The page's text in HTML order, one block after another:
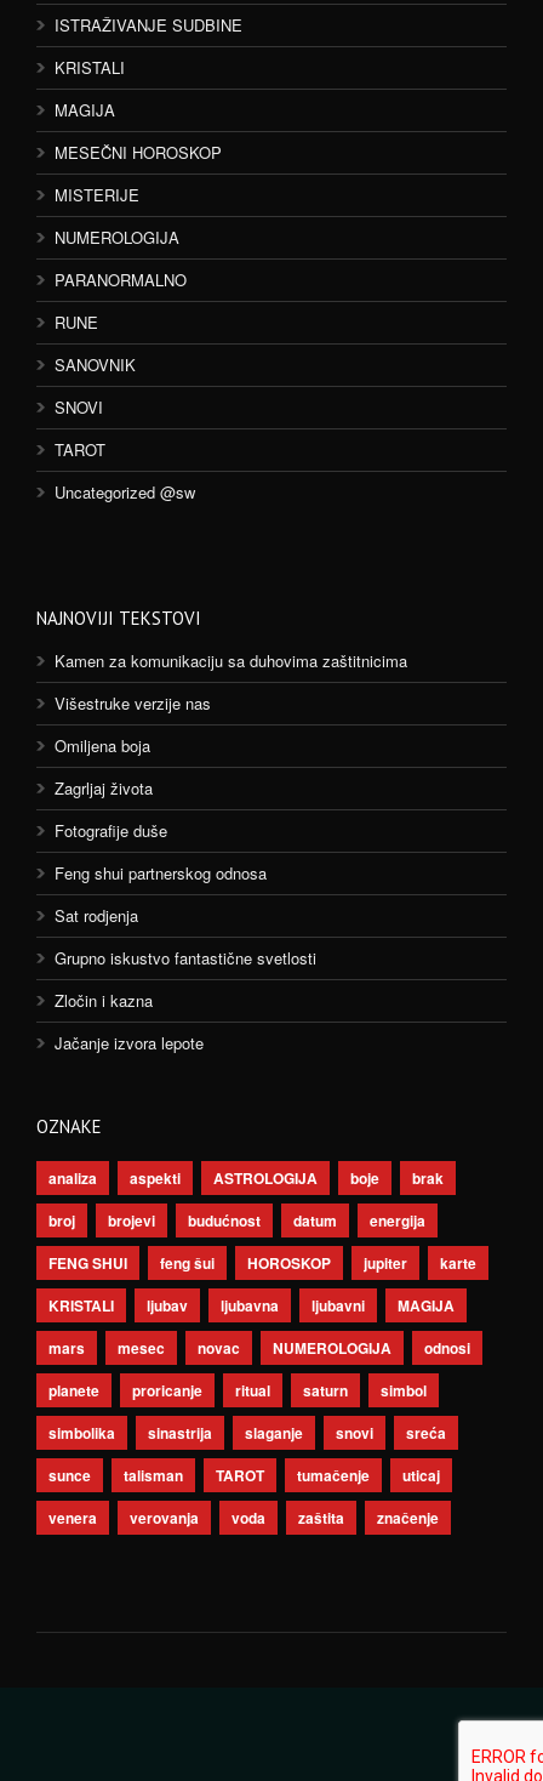
ISTRAŽIVANJE SUDBINE
KRISTALI
MAGIJA
MESEČNI HOROSKOP
MISTERIJE
NUMEROLOGIJA
PARANORMALNO
RUNE
SANOVNIK
SNOVI
TAROT
Uncategorized @sw
NAJNOVIJI TEKSTOVI
Kamen za komunikaciju sa duhovima zaštitnicima
Višestruke verzije nas
Omiljena boja
Zagrljaj života
Fotografije duše
Feng shui partnerskog odnosa
Sat rodjenja
Grupno iskustvo fantastične svetlosti
Zločin i kazna
Jačanje izvora lepote
OZNAKE
analiza aspekti ASTROLOGIJA boje
brak
broj
brojevi budućnost datum
energija
FENG SHUI
feng šui HOROSKOP jupiter
karte
KRISTALI
ljubav ljubavna ljubavni
MAGIJA
mars
mesec novac NUMEROLOGIJA
odnosi
planete
proricanje ritual saturn
simbol
simbolika
sinastrija slaganje snovi
sreća
sunce
talisman TAROT tumačenje
uticaj
venera
verovanja voda zaštita značenje